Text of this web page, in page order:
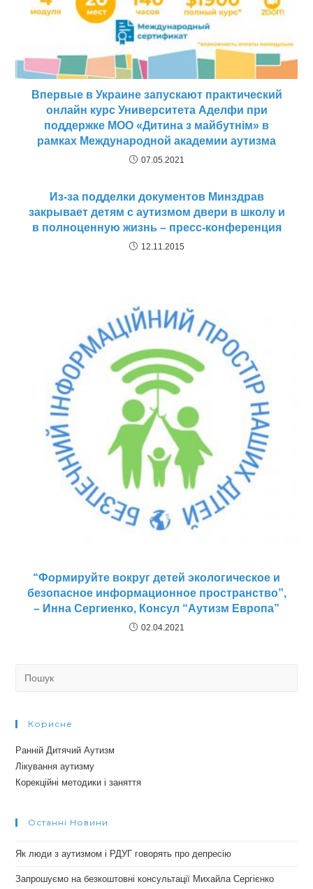
Впервые в Украине запускают практический
онлайн курс Университета Аделфи при
поддержке МОО «Дитина з майбутнім» в
рамках Международной академии аутизма
07.05.2021
Из-за подделки документов Минздрав
закрывает детям с аутизмом двери в школу и
в полноценную жизнь – пресс-конференция
12.11.2015
“Формируйте вокруг детей экологическое и
безопасное информационное пространство”,
– Инна Сергиенко, Консул “Аутизм Европа”
02.04.2021
Корисне
Ранній Дитячий Аутизм
Лікування аутизму
Корекційні методики і заняття
Останні Новини
Як люди з аутизмом і РДУГ говорять про депресію
Запрошуємо на безкоштовні консультації Михайла Сергієнко